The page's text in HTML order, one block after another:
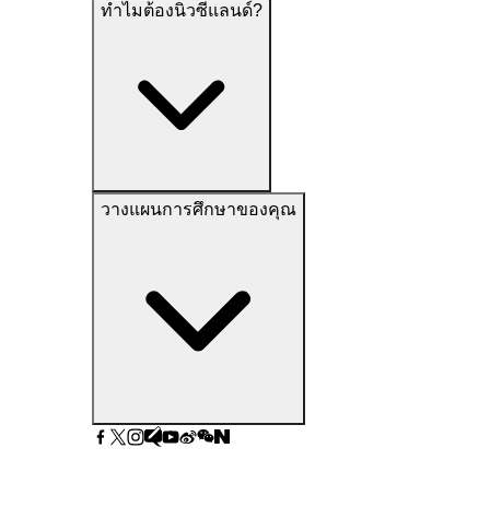
ทำไมต้องนิวซีแลนด์?
วางแผนการศึกษาของคุณ